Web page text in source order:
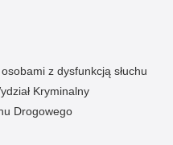
z dysfunkcją słuchu
Kryminalny
Drogowego